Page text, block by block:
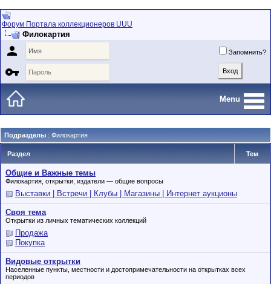
Форум Портала коллекционеров UUU
Филокартия
 Запомнить?

Menu
Подразделы : Филокартия
Раздел Тем
Общие и Важные темы
Филокартия, открытки, издатели — общие вопросы
Выставки | Встречи | Клубы | Магазины | Интернет аукционы
Своя тема
Открытки из личных тематических коллекций
Продажа
Покупка
Видовые открытки
Населенные пункты, местности и достопримечательности на открытках всех
периодов